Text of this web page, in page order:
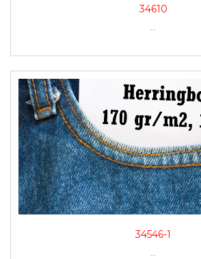
34610
...
34546-1
...